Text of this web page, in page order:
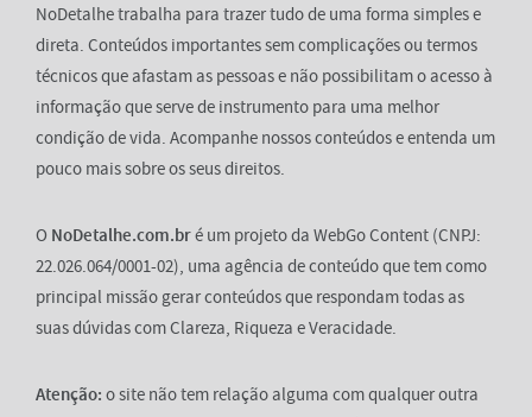
NoDetalhe trabalha para trazer tudo de uma forma simples e
direta. Conteúdos importantes sem complicações ou termos
técnicos que afastam as pessoas e não possibilitam o acesso à
informação que serve de instrumento para uma melhor
condição de vida. Acompanhe nossos conteúdos e entenda um
pouco mais sobre os seus direitos.
O NoDetalhe.com.bré um projeto da WebGo Content (CNPJ:
22.026.064/0001-02), uma agência de conteúdo que tem como
principal missão gerar conteúdos que respondam todas as
suas dúvidas com Clareza, Riqueza e Veracidade.
Atenção: o site não tem relação alguma com qualquer outra